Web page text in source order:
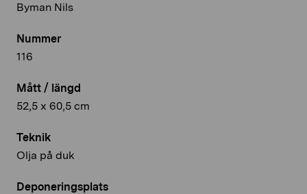
Byman Nils
Nummer
116
Mått / längd
52,5 x 60,5 cm
Teknik
Olja på duk
Deponeringsplats